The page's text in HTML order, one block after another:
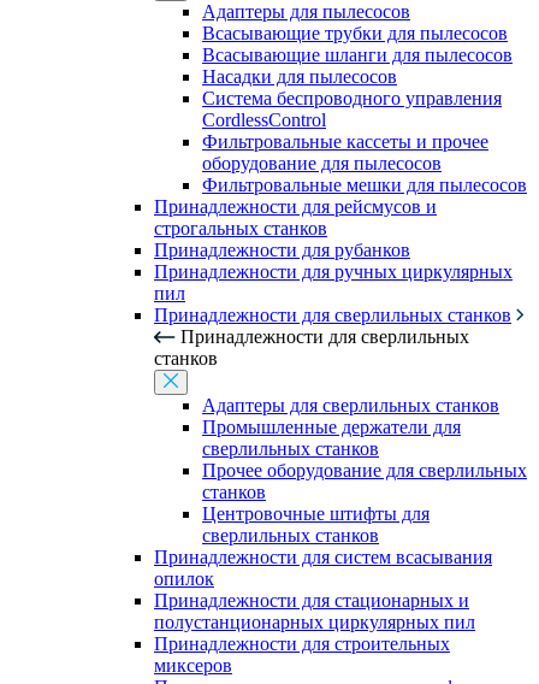
Адаптеры для пылесосов
Всасывающие трубки для пылесосов
Всасывающие шланги для пылесосов
Насадки для пылесосов
Система беспроводного управления
CordlessControl
Фильтровальные кассеты и прочее
оборудование для пылесосов
Фильтровальные мешки для пылесосов
Принадлежности для рейсмусов и
строгальных станков
Принадлежности для рубанков
Принадлежности для ручных циркулярных
пил
Принадлежности для сверлильных станков
Принадлежности для сверлильных
станков
Адаптеры для сверлильных станков
Промышленные держатели для
сверлильных станков
Прочее оборудование для сверлильных
станков
Центровочные штифты для
сверлильных станков
Принадлежности для систем всасывания
опилок
Принадлежности для стационарных и
полустанционарных циркулярных пил
Принадлежности для строительных
миксеров